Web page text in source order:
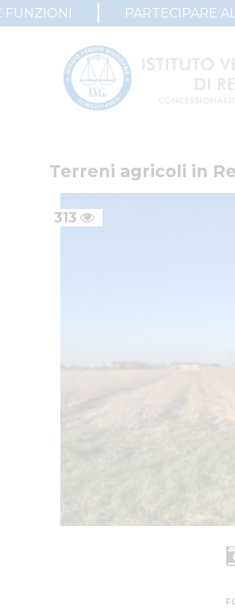
FUNZIONI PARTECIPARE
Terreni agricoli in
313